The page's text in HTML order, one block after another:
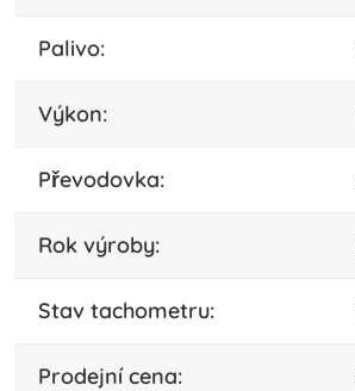
palivo:
výkon:
převodovka:
rok výroby:
stav tachometru:
Prodejní cena: